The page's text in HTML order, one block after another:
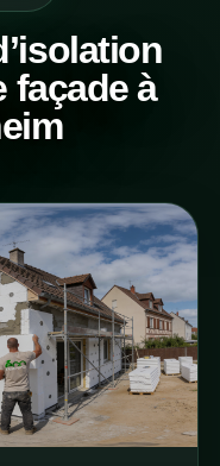
façade à